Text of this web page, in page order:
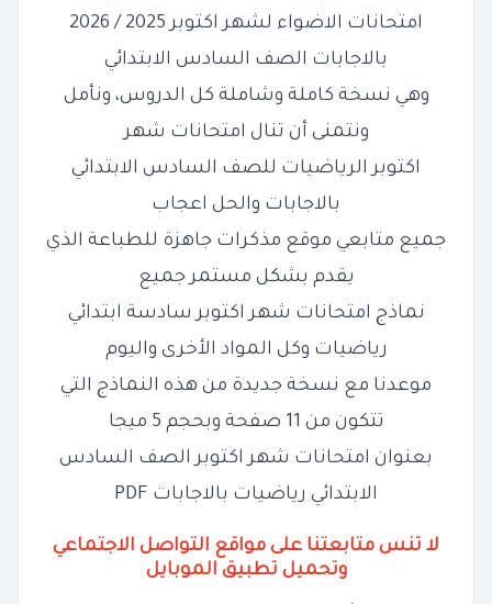
امتحانات الاضواء لشهر اكتوبر 2025 / 2026
بالاجابات الصف السادس الابتدائي
وهي نسخة كاملة وشاملة كل الدروس، ونأمل
ونتمنى أن تنال امتحانات شهر
اكتوبر الرياضيات للصف السادس الابتدائي
بالاجابات والحل اعجاب
جميع متابعي موقع مذكرات جاهزة للطباعة الذي
يقدم بشكل مستمر جميع
نماذج امتحانات شهر اكتوبر سادسة ابتدائي
رياضيات وكل المواد الأخرى واليوم
موعدنا مع نسخة جديدة من هذه النماذج التي
تتكون من 11 صفحة وبحجم 5 ميجا
بعنوان امتحانات شهر اكتوبر الصف السادس
الابتدائي رياضيات بالاجابات PDF
لا تنس متابعتنا على مواقع التواصل الاجتماعي
وتحميل تطبيق الموبايل